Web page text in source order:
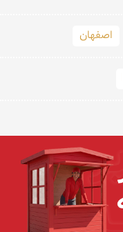
اصفهان